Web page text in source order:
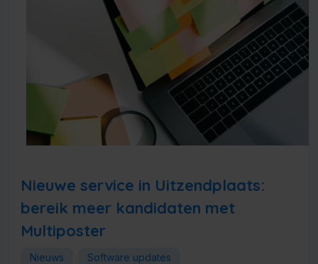
Nieuwe service in Uitzendplaats:
bereik meer kandidaten met
Multiposter
Nieuws Software updates